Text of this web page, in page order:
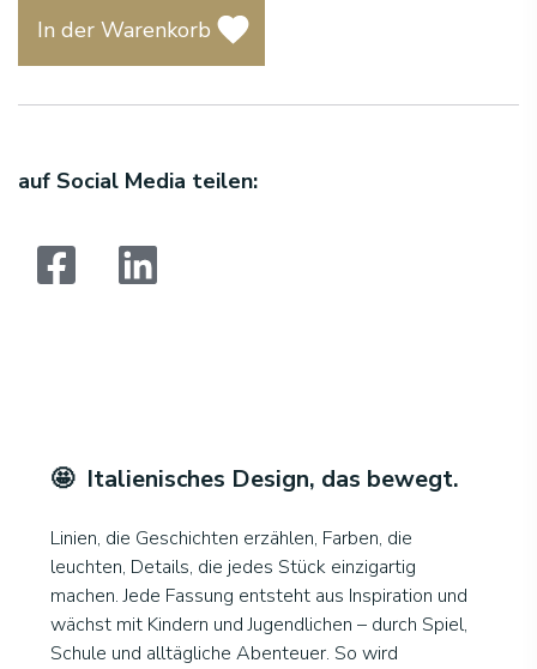
In der Warenkorb
auf Social Media teilen:
🤩 Italienisches Design, das bewegt.
Linien, die Geschichten erzählen, Farben, die
leuchten, Details, die jedes Stück einzigartig
machen. Jede Fassung entsteht aus Inspiration und
wächst mit Kindern und Jugendlichen – durch Spiel,
Schule und alltägliche Abenteuer. So wird